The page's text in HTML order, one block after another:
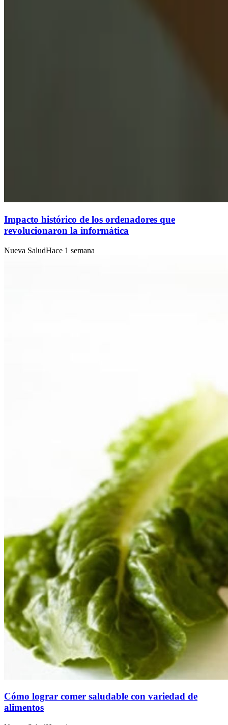
Impacto histórico de los ordenadores que
revolucionaron la informática
Nueva SaludHace 1 semana
Cómo lograr comer saludable con variedad de
alimentos